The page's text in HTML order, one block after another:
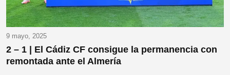
9 mayo, 2025
2 – 1 | El Cádiz CF consigue la permanencia con
remontada ante el Almería